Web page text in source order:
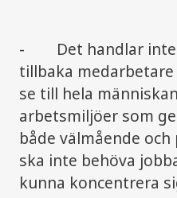
- Det handlar inte
tillbaka
se till hela
arbetsmiljöer som
både välmående
ska inte behöva
kunna koncentrera